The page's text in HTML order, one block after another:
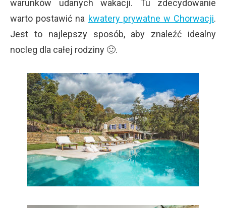
warunków udanych wakacji. Tu zdecydowanie
warto postawić na kwatery prywatne w Chorwacji.
Jest to najlepszy sposób, aby znaleźć idealny
nocleg dla całej rodziny 🙂.